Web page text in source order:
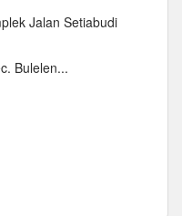
Jalan Setiabudi
Bulelen...